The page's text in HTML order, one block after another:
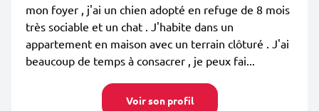
mon foyer , j'ai un chien adopté en refuge de 8 mois
très sociable et un chat . J'habite dans un
appartement en maison avec un terrain clôturé . J'ai
beaucoup de temps à consacrer , je peux fai...
Voir son profil